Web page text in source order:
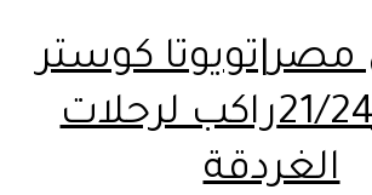
مصر|تويوتا كوستر
للايجار21/24راكب لرحلات
الغردقة